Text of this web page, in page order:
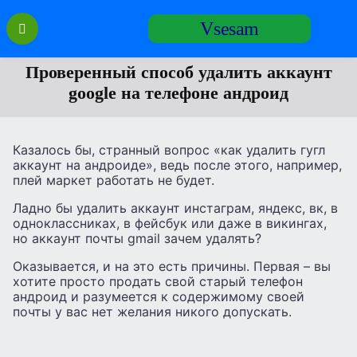
Перейти
содержанию
Vsesam
Проверенный способ удалить аккаунт
google на телефоне андроид
Казалось бы, странный вопрос «как удалить гугл
аккаунт на андроиде», ведь после этого, например,
плей маркет работать не будет.
Ладно бы удалить аккаунт инстаграм, яндекс, вк, в
одноклассниках, в фейсбук или даже в викингах,
но аккаунт почты gmail зачем удалять?
Оказывается, и на это есть причины. Первая – вы
хотите просто продать свой старый телефон
андроид и разумеется к содержимому своей
почты у вас нет желания никого допускать.